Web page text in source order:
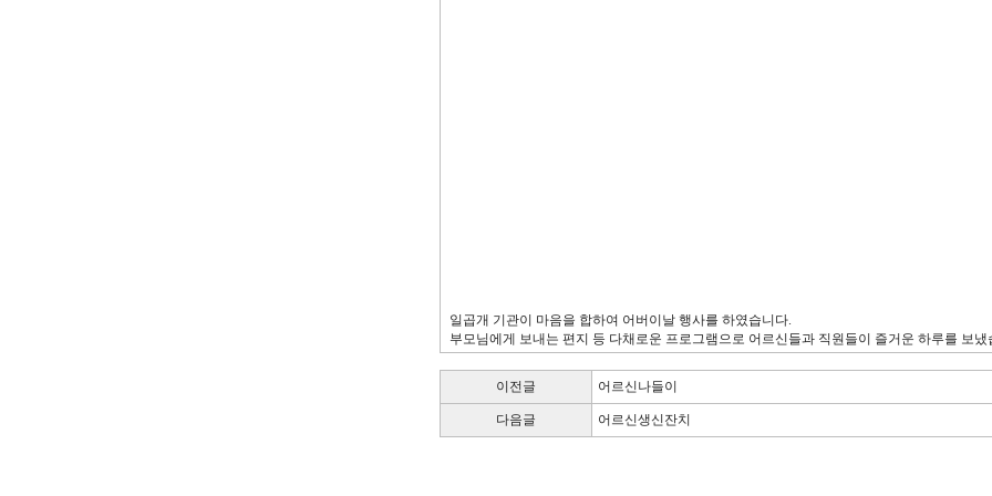
일곱개 기관이 마음을 합하여 어버이날 행사를 하였습니다.
부모님에게 보내는 편지 등 다채로운 프로그램으로 어르신들과 직원들이 즐거운 하루를 보냈
이전글 어르신나들이
다음글 어르신생신잔치